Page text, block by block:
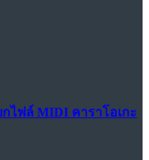
กไฟล์ MIDI คาราโอเกะ